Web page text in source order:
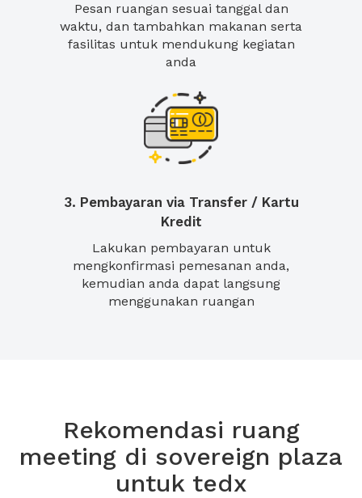
Pesan ruangan sesuai tanggal dan
waktu, dan tambahkan makanan serta
fasilitas untuk mendukung kegiatan
anda
3. Pembayaran via Transfer / Kartu
Kredit
Lakukan pembayaran untuk
mengkonfirmasi pemesanan anda,
kemudian anda dapat langsung
menggunakan ruangan
Rekomendasi ruang
meeting di sovereign plaza
untuk tedx